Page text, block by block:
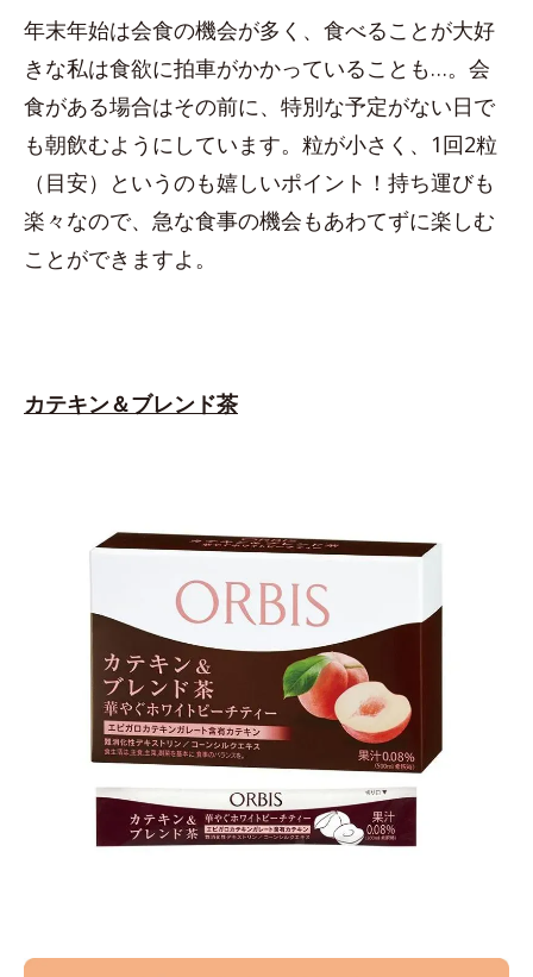
年末年始は会食の機会が多く、食べることが大好
きな私は食欲に拍車がかかっていることも…。会
食がある場合はその前に、特別な予定がない日で
も朝飲むようにしています。粒が小さく、1回2粒
（目安）というのも嬉しいポイント！持ち運びも
楽々なので、急な食事の機会もあわてずに楽しむ
ことができますよ。
カテキン＆ブレンド茶